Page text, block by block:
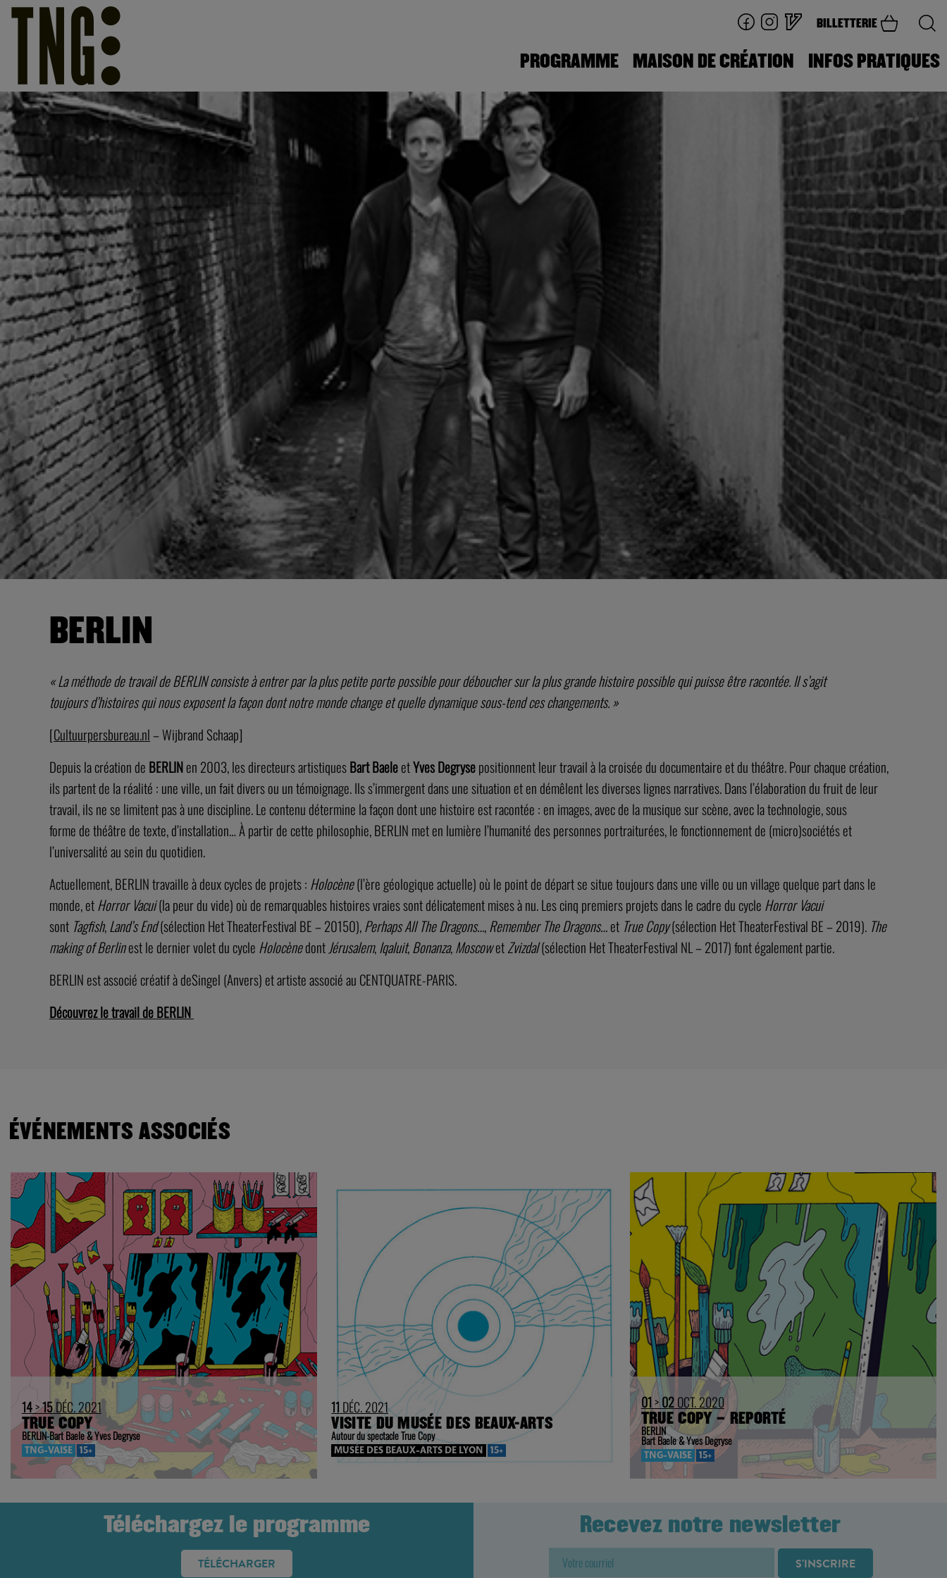
BILLETTERIE
PROGRAMME MAISON DE CRÉATION INFOS PRATIQUES
BERLIN
« La méthode de travail de BERLIN consiste à entrer par la plus petite porte possible pour déboucher sur la plus grande histoire possible qui puisse être racontée. Il s’agit
toujours d’histoires qui nous exposent la façon dont notre monde change et quelle dynamique sous-tend ces changements. »
[Cultuurpersbureau.nl– Wijbrand Schaap]
Depuis la création de BERLINen 2003, les directeurs artistiquesBart BaeleetYves Degrysepositionnent leur travail à la croisée du documentaire et du théâtre. Pour chaque création,
ils partent de la réalité : une ville, un fait divers ou un témoignage. Ils s’immergent dans une situation et en démêlent les diverses lignes narratives. Dans l’élaboration du fruit de leur
travail, ils ne se limitent pas à une discipline. Le contenu détermine la façon dont une histoire est racontée : en images, avec de la musique sur scène, avec la technologie, sous
forme de théâtre de texte, d’installation… À partir de cette philosophie, BERLIN met en lumière l’humanité des personnes portraiturées, le fonctionnement de (micro)sociétés et
l’universalité au sein du quotidien.
Actuellement, BERLIN travaille à deux cycles de projets : Holocène(l’ère géologique actuelle) où le point de départ se situe toujours dans une ville ou un village quelque part dans le
monde, etHorror Vacui(la peur du vide) où de remarquables histoires vraies sont délicatement mises à nu. Les cinq premiers projets dans le cadre du cycle Horror Vacui
sont Tagfish,Land’s End(sélection Het TheaterFestival BE – 20150),Perhaps All The Dragons…,Remember The Dragons…et True Copy(sélection Het TheaterFestival BE – 2019). The
making of Berlinest le dernier volet du cycle Holocènedont Jérusalem,Iqaluit,Bonanza,MoscowetZvizdal(sélection Het TheaterFestival NL – 2017) font également partie.
BERLIN est associé créatif à deSingel (Anvers) et artiste associé au CENTQUATRE-PARIS.
Découvrez le travail de BERLIN
ÉVÉNEMENTS ASSOCIÉS
14>15DÉC. 2021
TRUE COPY
BERLIN-Bart Baele & Yves Degryse
TNG-VAISE 15+
11 DÉC. 2021
VISITE DU MUSÉE DES BEAUX-ARTS
Autour du spectacle True Copy
MUSÉE DES BEAUX-ARTS DE LYON 15+
01>02OCT. 2020
TRUE COPY – REPORTÉ
BERLIN
Bart Baele & Yves Degryse
TNG-VAISE 15+
Téléchargez le programme
TÉLÉCHARGER
Recevez notre newsletter